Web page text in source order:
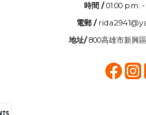
時間 /01:00 p.m.
電郵 /
地址/800高雄市新興